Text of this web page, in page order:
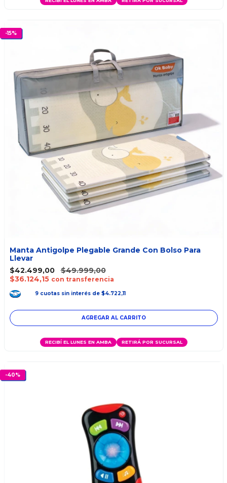
-15%
Manta Antigolpe Plegable Grande Con Bolso Para
Llevar
$42.499,00
$49.999,00
$36.124,15 con transferencia
9 cuotas sin interés de $4.722,11
RECIBÍ EL LUNES EN AMBA RETIRÁ POR SUCURSAL
-40%